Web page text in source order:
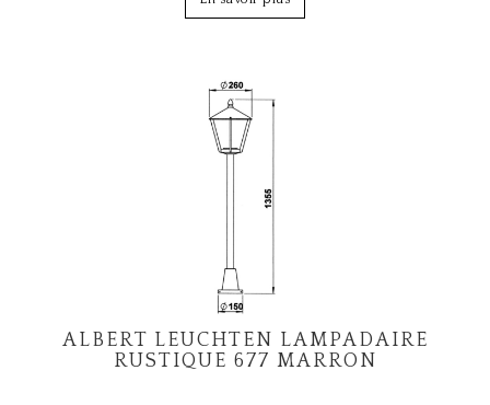
ALBERT LEUCHTEN LAMPADAIRE
RUSTIQUE 677 MARRON